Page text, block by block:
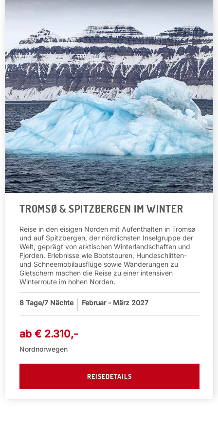
TROMSØ & SPITZBERGEN IM WINTER
Reise in den eisigen Norden mit Aufenthalten in Tromsø
und auf Spitzbergen, der nördlichsten Inselgruppe der
Welt, geprägt von arktischen Winterlandschaften und
Fjorden. Erlebnisse wie Bootstouren, Hundeschlitten-
und Schneemobilausflüge sowie Wanderungen zu
Gletschern machen die Reise zu einer intensiven
Winterroute im hohen Norden.
8 Tage/7 Nächte Februar - März 2027
ab € 2.310,-
Nordnorwegen
REISEDETAILS